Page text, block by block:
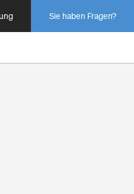
Sie haben Fragen?